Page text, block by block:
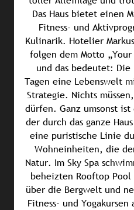
Das Haus bietet einen
Fitness- und
Kulinarik. Hotelier
folgen dem Motto
und das bedeutet: Die
Tagen eine Lebenswelt
Strategie. Nichts
dürfen. Ganz umsonst
der durch das ganze
eine puristische Linie
Wohneinheiten, die
Natur. Im Sky Spa
beheizten Rooftop
über die Bergwelt und
Fitness- und